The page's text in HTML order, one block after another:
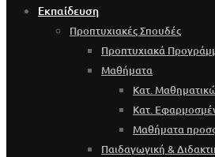
Εκπαίδευση
Προπτυχιακές Σπουδές
Προπτυχιακά
Μαθήματα
Κατ.
Κατ.
Μαθήματα
Παιδαγωγική &